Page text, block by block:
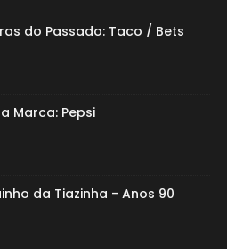
do Passado: Taco / Bets
Marca: Pepsi
da Tiazinha - Anos 90